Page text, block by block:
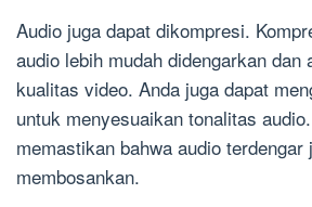
Audio juga dapat dikompresi.
audio lebih mudah didengarkan dan
kualitas video. Anda juga dapat
untuk menyesuaikan tonalitas
memastikan bahwa audio
membosankan.